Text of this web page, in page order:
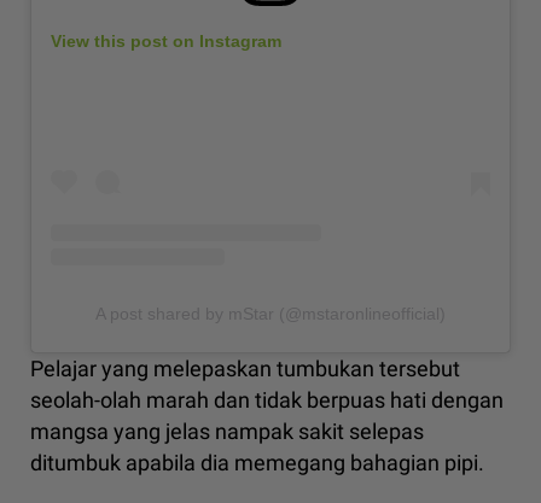
View this post on Instagram
A post shared by mStar (@mstaronlineofficial)
Pelajar yang melepaskan tumbukan tersebut
seolah-olah marah dan tidak berpuas hati dengan
mangsa yang jelas nampak sakit selepas
ditumbuk apabila dia memegang bahagian pipi.